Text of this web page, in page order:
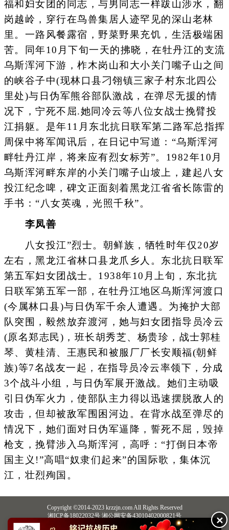
福和妇女团的同志，与男同志一样跋山涉水，翻
岗越岭，穿行在鸟兽集居人迹罕见的深山老林
里。一路风餐露宿，野菜野果充饥，生活极端困
苦。同年10月下旬一天的拂晓，在牡丹江的支流
乌斯浑河下游，柞木岗山和大小关门嘴子山之间
的峡谷子中(现林口县刁翎镇三家子村东北四公
里处)与日伪军熊谷部队激战，在弹尽无援的情
况下，宁死不屈.她同冷云等八位女战士挽臂投
江捐躯。是年11月东北抗日联军第二路军总指挥
周保中将军闻讯后，在日记中写道：“乌斯浑河
畔牡丹江岸，将来应有烈女标芳”。1982年10月
乌斯浑河畔东岸的小关门嘴子山坡上，建起八女
投江纪念啤，碑文正面刻着黑龙江省省长陈雷的
手书：“八女英魂，光照千秋”。
李凤善
八女投江”烈士。朝鲜族，牺牲时年仅20岁
左右，黑龙江省林口县龙爪乡人。东北抗日联军
第五军妇女团战士。1938年10月上旬，东北抗
日联军第五军一部，在牡丹江地区乌斯浑河渡口
(今属林口县)与日伪军千余人遭遇。为掩护大部
队突围，毅然放弃渡河，她与妇女团指导员冷云
(原名郑志民)，班长胡秀芝、杨贵珍，战士郭桂
琴、黄桂清、王惠民和被服厂厂长安顺福(朝鲜
族)等7名战友一起，在指导员冷云率领下，分成
3个战斗小组，与日伪军展开激战。她们主动吸
引日伪军火力，使部队主力得以迅速摆脱敌人的
攻击，但却被敌军围困河边。在背水战至弹尽的
情况下，她们面对日伪军逼降，誓死不屈，毁掉
枪支，挽臂涉入乌斯浑河，高呼：“打倒日本帝
国主义!”高唱“奴隶们起来”的国际歌，集体沉
江，壮烈殉国。
Copyright ©2014-2023 krzzjn.com All Rights Reserved
湘ICP备18022032号 湘公网安备43010402000821号
中央网信办违法和不良信息举报中心
长沙市互联网违法和不良信息举报中心✕